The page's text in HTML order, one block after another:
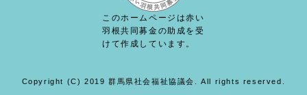
このホームページは赤い
羽根共同募金の助成を受
けて作成しています。
Copyright (C) 2019 群馬県社会福祉協議会. All rights reserved.